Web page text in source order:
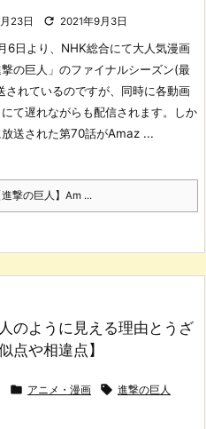
23日  2021年9月3日
6日より、NHK総合にて大人気漫画
の巨人」のファイナルシーズン(最
されているのですが、同時に各動画
て遅れながらも配信されます。
しか
放送された第70話がAmaz ...
撃の巨人】Am ...
のように見える理由とうざ
点や相違点】
 アニメ・漫画  進撃の巨人